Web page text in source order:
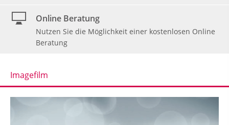
Online Beratung
Nutzen Sie die Möglichkeit einer kostenlosen Online
Beratung
Imagefilm